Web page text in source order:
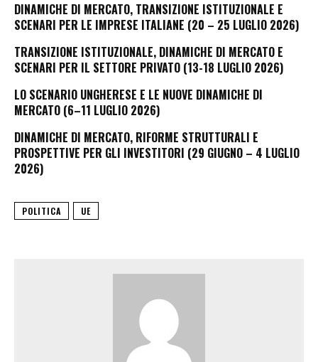
DINAMICHE DI MERCATO, TRANSIZIONE ISTITUZIONALE E
SCENARI PER LE IMPRESE ITALIANE (20 – 25 LUGLIO 2026)
TRANSIZIONE ISTITUZIONALE, DINAMICHE DI MERCATO E
SCENARI PER IL SETTORE PRIVATO (13-18 LUGLIO 2026)
LO SCENARIO UNGHERESE E LE NUOVE DINAMICHE DI
MERCATO (6–11 LUGLIO 2026)
DINAMICHE DI MERCATO, RIFORME STRUTTURALI E
PROSPETTIVE PER GLI INVESTITORI (29 GIUGNO – 4 LUGLIO
2026)
POLITICA UE